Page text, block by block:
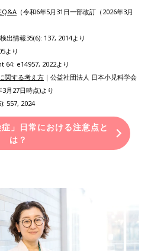
Q&A （令和6年5月31日一部改訂（2026年3月
情報35(6): 137, 2014より
より
e14957, 2022より
関する考え方 ｜公益社団法人 日本小児科学会
3月27日時点)より
557, 2024
症」日常における注意点と
は？